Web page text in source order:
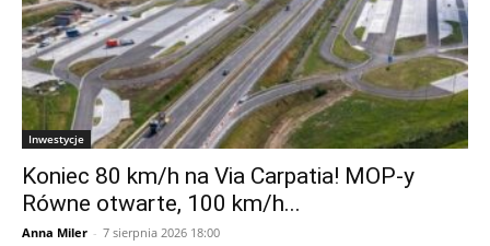
Inwestycje
Koniec 80 km/h na Via Carpatia! MOP-y
Równe otwarte, 100 km/h...
Anna Miler - 7 sierpnia 2026 18:00